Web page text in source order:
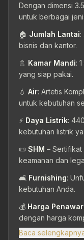
Dengan dimensi
untuk berbagai
🏠 Jumlah Lantai:
bisnis dan kantor.
🚿 Kamar Mandi:
yang siap pakai.
💧 Air: Artetis
untuk kebutuhan
⚡ Daya Listrik:
kebutuhan listrik
📜 SHM – Sertifikat
keamanan dan
🛋️ Furnishing:
kebutuhan Anda.
💰 Harga
dengan harga
Baca